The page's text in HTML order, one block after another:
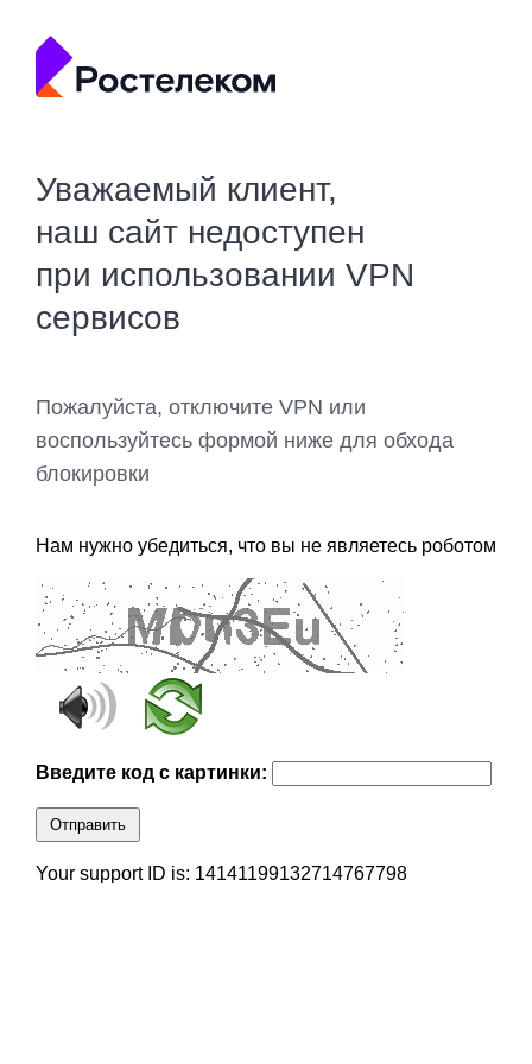
Уважаемый клиент,
наш сайт недоступен
при использовании VPN
сервисов
Пожалуйста, отключите VPN или
воспользуйтесь формой ниже для обхода
блокировки
Нам нужно убедиться, что вы не являетесь роботом
Введите код с картинки:
Отправить
Your support ID is: 14141199132714767798